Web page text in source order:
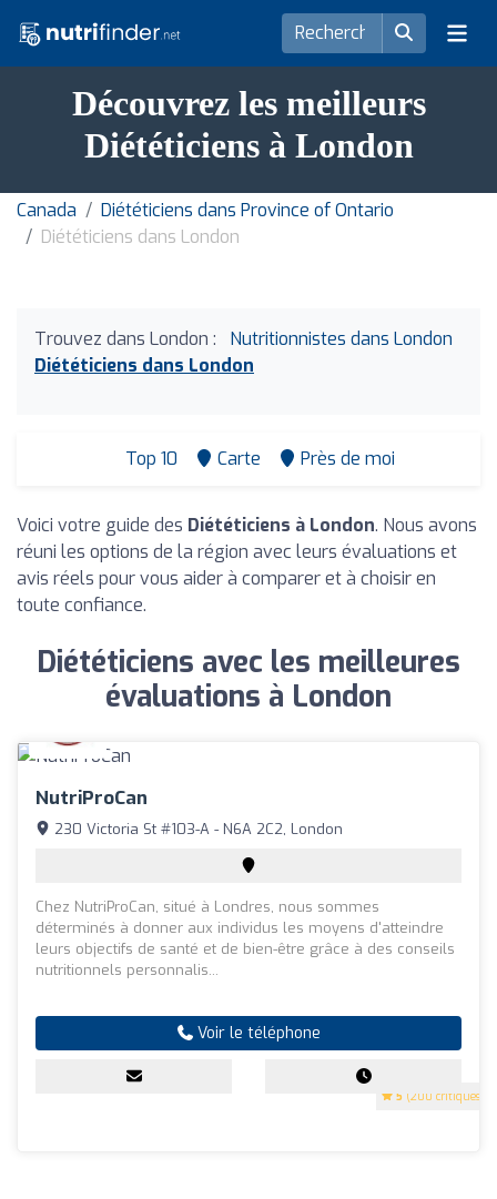
Découvrez les meilleurs
Diététiciens à London
Canada
Diététiciens dans Province of Ontario
Diététiciens dans London
Trouvez dans London :
Nutritionnistes dans London
Diététiciens dans London
Top 10 Carte Près de moi
Voici votre guide des Diététiciens à London. Nous avons
réuni les options de la région avec leurs évaluations et
avis réels pour vous aider à comparer et à choisir en
toute confiance.
Diététiciens avec les meilleures
évaluations à London
NutriProCan
5 (200 critiques)
230 Victoria St #103-A - N6A 2C2, London
Chez NutriProCan, situé à Londres, nous sommes
déterminés à donner aux individus les moyens d'atteindre
leurs objectifs de santé et de bien-être grâce à des conseils
nutritionnels personnalis...
Voir le téléphone